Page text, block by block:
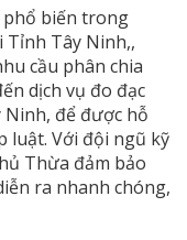
phổ biến trong
Tỉnh Tây Ninh,,
cầu phân chia
dịch vụ đo đạc
Ninh, để được hỗ
luật. Với đội ngũ kỹ
Thừa đảm bảo
ra nhanh chóng,